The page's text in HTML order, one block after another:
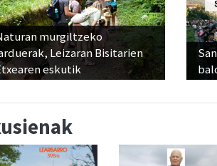
murgiltzeko
Leizaran Bisitarien
eskutik